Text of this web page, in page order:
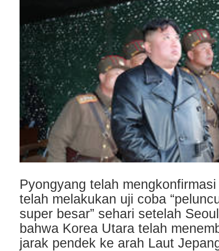
Pyongyang telah
telah melakukan uji coba
super besar” sehari setelah
bahwa Korea Utara telah
jarak pendek ke arah Laut